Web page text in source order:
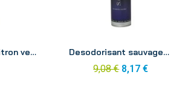
Desodorisant citron vert Puck aerosol 750ml Desodorisant sauvageon King aerosol 750ml
9,08 € 8,17 €